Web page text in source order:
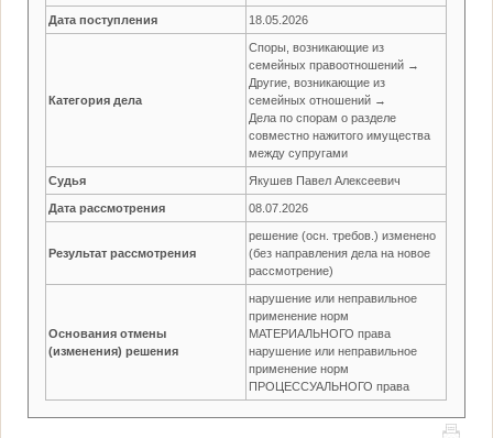
Дата поступления 18.05.2026
Категория дела
Споры, возникающие из
семейных правоотношений →
Другие, возникающие из
семейных отношений →
Дела по спорам о разделе
совместно нажитого имущества
между супругами
Судья Якушев Павел Алексеевич
Дата рассмотрения 08.07.2026
Результат рассмотрения
решение (осн. требов.) изменено
(без направления дела на новое
рассмотрение)
Основания отмены
(изменения) решения
нарушение или неправильное
применение норм
МАТЕРИАЛЬНОГО права
нарушение или неправильное
применение норм
ПРОЦЕССУАЛЬНОГО права